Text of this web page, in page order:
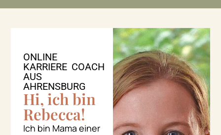
ONLINE
KARRIERE COACH
AUS
AHRENSBURG
Hi, ich bin
Rebecca!
Ich bin Mama einer